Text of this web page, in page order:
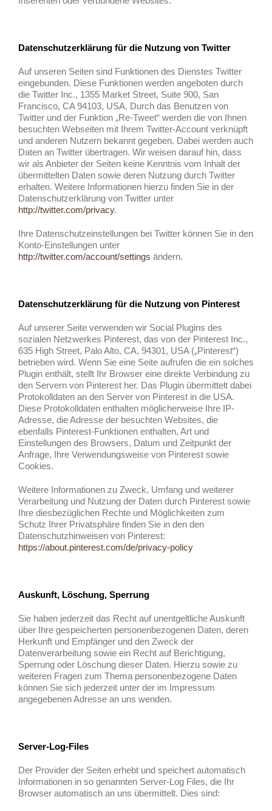
Datenschutzerklärung für die Nutzung von Twitter
Auf unseren Seiten sind Funktionen des Dienstes Twitter
eingebunden. Diese Funktionen werden angeboten durch
die Twitter Inc., 1355 Market Street, Suite 900, San
Francisco, CA 94103, USA. Durch das Benutzen von
Twitter und der Funktion „Re-Tweet“ werden die von Ihnen
besuchten Webseiten mit Ihrem Twitter-Account verknüpft
und anderen Nutzern bekannt gegeben. Dabei werden auch
Daten an Twitter übertragen. Wir weisen darauf hin, dass
wir als Anbieter der Seiten keine Kenntnis vom Inhalt der
übermittelten Daten sowie deren Nutzung durch Twitter
erhalten. Weitere Informationen hierzu finden Sie in der
Datenschutzerklärung von Twitter unter
http://twitter.com/privacy.
Ihre Datenschutzeinstellungen bei Twitter können Sie in den
Konto-Einstellungen unter
http://twitter.com/account/settings ändern.
Datenschutzerklärung für die Nutzung von Pinterest
Auf unserer Seite verwenden wir Social Plugins des
sozialen Netzwerkes Pinterest, das von der Pinterest Inc.,
635 High Street, Palo Alto, CA, 94301, USA („Pinterest“)
betrieben wird. Wenn Sie eine Seite aufrufen die ein solches
Plugin enthält, stellt Ihr Browser eine direkte Verbindung zu
den Servern von Pinterest her. Das Plugin übermittelt dabei
Protokolldaten an den Server von Pinterest in die USA.
Diese Protokolldaten enthalten möglicherweise Ihre IP-
Adresse, die Adresse der besuchten Websites, die
ebenfalls Pinterest-Funktionen enthalten, Art und
Einstellungen des Browsers, Datum und Zeitpunkt der
Anfrage, Ihre Verwendungsweise von Pinterest sowie
Cookies.
Weitere Informationen zu Zweck, Umfang und weiterer
Verarbeitung und Nutzung der Daten durch Pinterest sowie
Ihre diesbezüglichen Rechte und Möglichkeiten zum
Schutz Ihrer Privatsphäre finden Sie in den den
Datenschutzhinweisen von Pinterest:
https://about.pinterest.com/de/privacy-policy
Auskunft, Löschung, Sperrung
Sie haben jederzeit das Recht auf unentgeltliche Auskunft
über Ihre gespeicherten personenbezogenen Daten, deren
Herkunft und Empfänger und den Zweck der
Datenverarbeitung sowie ein Recht auf Berichtigung,
Sperrung oder Löschung dieser Daten. Hierzu sowie zu
weiteren Fragen zum Thema personenbezogene Daten
können Sie sich jederzeit unter der im Impressum
angegebenen Adresse an uns wenden.
Server-Log-Files
Der Provider der Seiten erhebt und speichert automatisch
Informationen in so genannten Server-Log Files, die Ihr
Browser automatisch an uns übermittelt. Dies sind: